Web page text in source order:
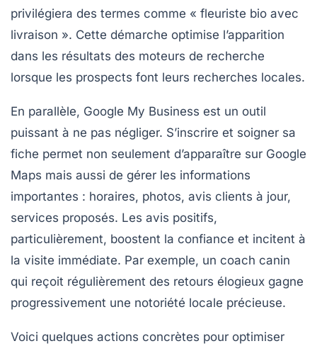
privilégiera des termes comme « fleuriste bio avec
livraison ». Cette démarche optimise l’apparition
dans les résultats des moteurs de recherche
lorsque les prospects font leurs recherches locales.
En parallèle, Google My Business est un outil
puissant à ne pas négliger. S’inscrire et soigner sa
fiche permet non seulement d’apparaître sur Google
Maps mais aussi de gérer les informations
importantes : horaires, photos, avis clients à jour,
services proposés. Les avis positifs,
particulièrement, boostent la confiance et incitent à
la visite immédiate. Par exemple, un coach canin
qui reçoit régulièrement des retours élogieux gagne
progressivement une notoriété locale précieuse.
Voici quelques actions concrètes pour optimiser